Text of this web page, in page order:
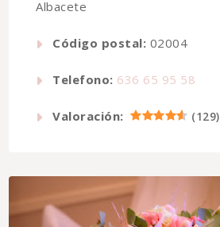
Albacete
Código postal: 02004
Telefono: 636 65 95 58
Valoración: (129)